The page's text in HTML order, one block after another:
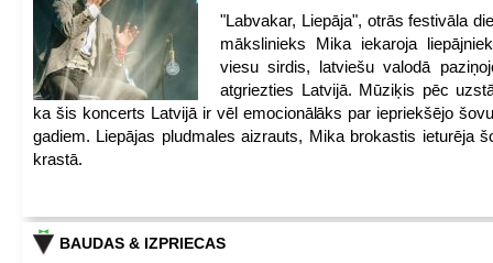
"Labvakar, Liepāja", otrās festivāla
mākslinieks Mika iekaroja
viesu sirdis, latviešu valodā
atgriezties Latvijā. Mūziķis pēc
ka šis koncerts Latvijā ir vēl emocionālāks par iepriekšējo
gadiem. Liepājas pludmales aizrauts, Mika brokastis ieturēja
krastā.
BAUDAS & IZPRIECAS